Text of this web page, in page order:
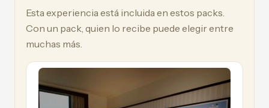
Esta experiencia está incluida en estos packs.
Con un pack, quien lo recibe puede elegir entre
muchas más.